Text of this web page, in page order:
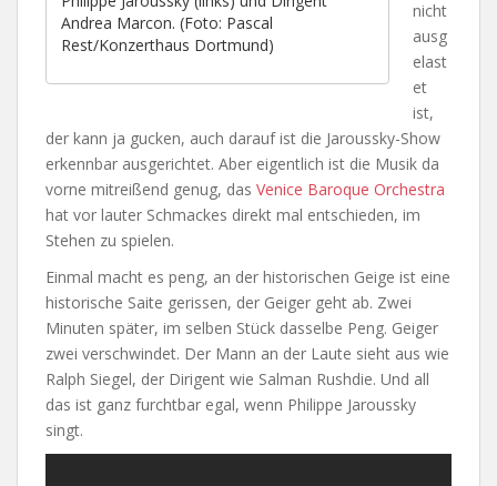
Andrea Marcon. (Foto: Pascal
Rest/Konzerthaus Dortmund)
nicht
ausg
elast
et
ist,
der kann ja gucken, auch darauf ist die Jaroussky-Show
erkennbar ausgerichtet. Aber eigentlich ist die Musik da
vorne mitreißend genug, das Venice Baroque Orchestra
hat vor lauter Schmackes direkt mal entschieden, im
Stehen zu spielen.
Einmal macht es peng, an der historischen Geige ist eine
historische Saite gerissen, der Geiger geht ab. Zwei
Minuten später, im selben Stück dasselbe Peng. Geiger
zwei verschwindet. Der Mann an der Laute sieht aus wie
Ralph Siegel, der Dirigent wie Salman Rushdie. Und all
das ist ganz furchtbar egal, wenn Philippe Jaroussky
singt.